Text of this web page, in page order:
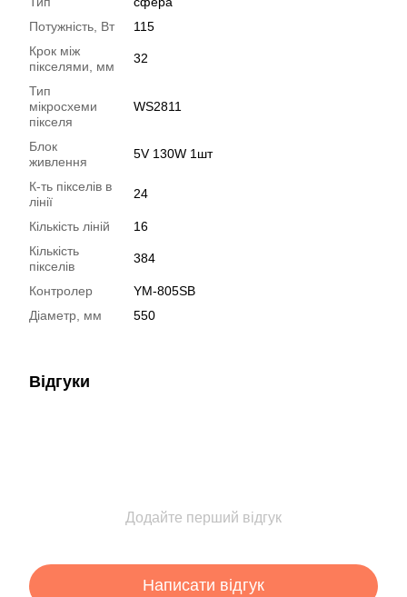
Потужність, Вт
115
Крок між
пікселями, мм
32
Тип
мікросхеми
пікселя
WS2811
Блок
живлення
5V 130W 1шт
К-ть пікселів в
лінії
24
Кількість ліній
16
Кількість
пікселів
384
Контролер
YM-805SB
Діаметр, мм
550
Відгуки
Додайте перший відгук
Написати відгук